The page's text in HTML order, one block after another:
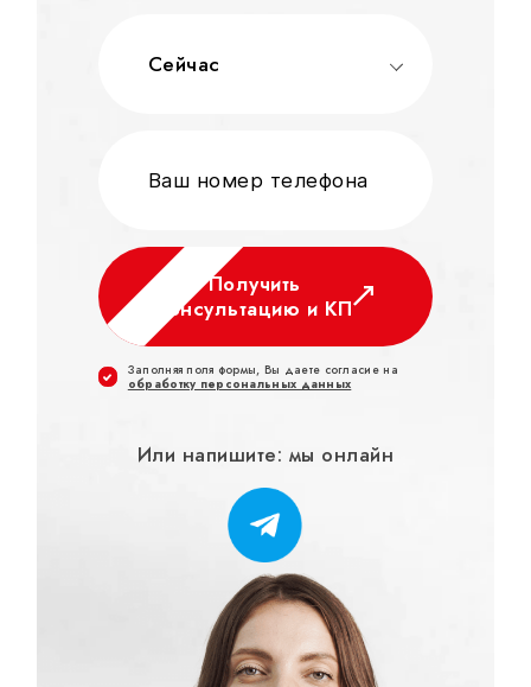
Сейчас
Получить
консультацию и КП
Заполняя поля формы, Вы даете согласие на
обработку персональных данных
Или напишите: мы онлайн